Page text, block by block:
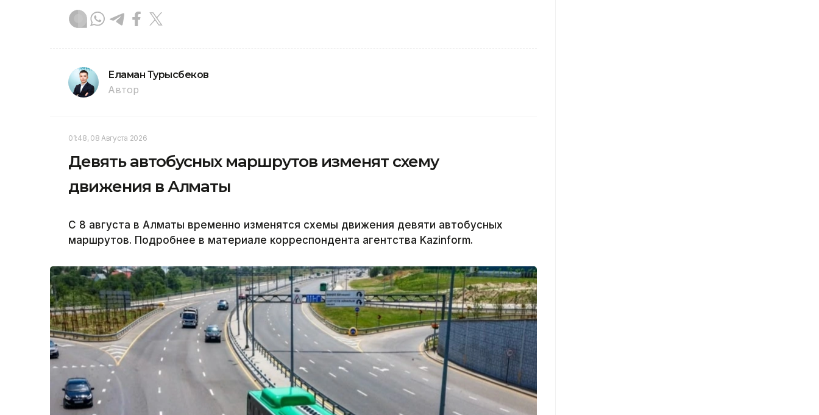
Еламан Турысбеков
Автор
01:48, 08 Августа 2026
Девять автобусных маршрутов изменят схему
движения в Алматы
С 8 августа в Алматы временно изменятся схемы движения девяти автобусных
маршрутов. Подробнее в материале корреспондента агентства Kazinform.